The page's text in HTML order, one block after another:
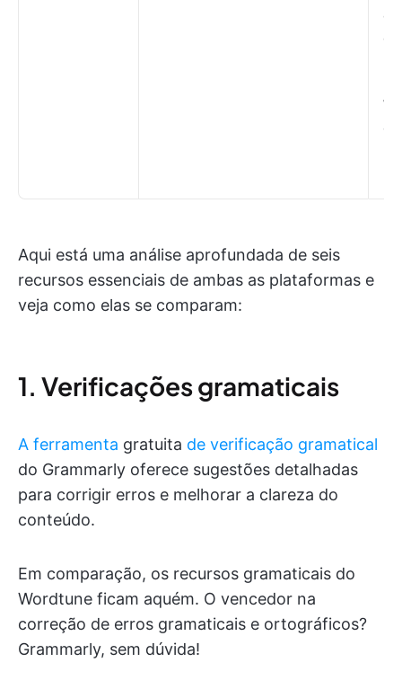
Aqui está uma análise aprofundada de seis
recursos essenciais de ambas as plataformas e
veja como elas se comparam:
1. Verificações gramaticais
A ferramenta gratuita de verificação gramatical
do Grammarly oferece sugestões detalhadas
para corrigir erros e melhorar a clareza do
conteúdo.
Em comparação, os recursos gramaticais do
Wordtune ficam aquém. O vencedor na
correção de erros gramaticais e ortográficos?
Grammarly, sem dúvida!